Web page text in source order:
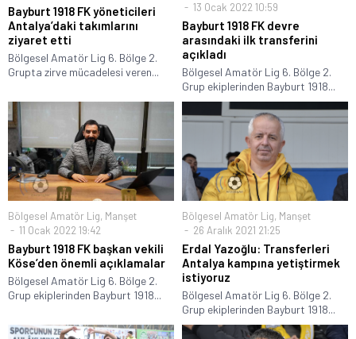
Bayburt 1918 FK yöneticileri
Antalya’daki takımlarını
ziyaret etti
Bölgesel Amatör Lig 6. Bölge 2.
Grupta zirve mücadelesi veren...
13 Ocak 2022 10:59
Bayburt 1918 FK devre
arasındaki ilk transferini
açıkladı
Bölgesel Amatör Lig 6. Bölge 2.
Grup ekiplerinden Bayburt 1918...
Bölgesel Amatör Lig, Manşet
11 Ocak 2022 19:42
Bayburt 1918 FK başkan vekili
Köse’den önemli açıklamalar
Bölgesel Amatör Lig 6. Bölge 2.
Grup ekiplerinden Bayburt 1918...
Bölgesel Amatör Lig, Manşet
26 Aralık 2021 21:25
Erdal Yazoğlu: Transferleri
Antalya kampına yetiştirmek
istiyoruz
Bölgesel Amatör Lig 6. Bölge 2.
Grup ekiplerinden Bayburt 1918...